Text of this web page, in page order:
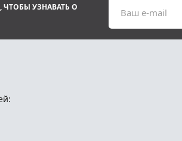
УЗНАВАТЬ О
Ваш e-mail